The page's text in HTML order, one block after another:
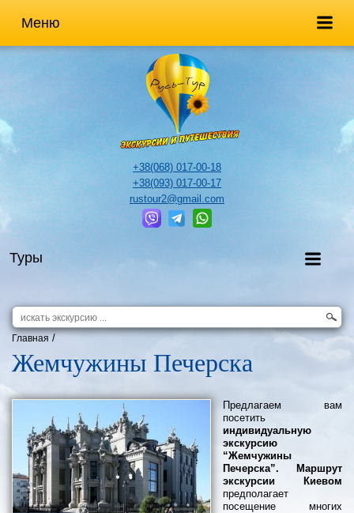
Меню
+38(068) 017-00-18
+38(093) 017-00-17
rustour2@gmail.com
Туры
Главная /
Жемчужины Печерска
Предлагаем вам
посетить
индивидуальную
экскурсию
“Жемчужины
Печерска”. Маршрут
экскурсии Киевом
предполагает
посещение многих